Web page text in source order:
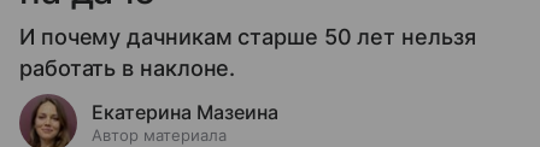
И почему дачникам старше 50 лет нельзя
работать в наклоне.
Екатерина Мазеина
Автор материала